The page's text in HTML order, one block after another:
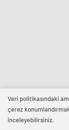
Veri politikasındaki
çerez
inceleyebilirsiniz.